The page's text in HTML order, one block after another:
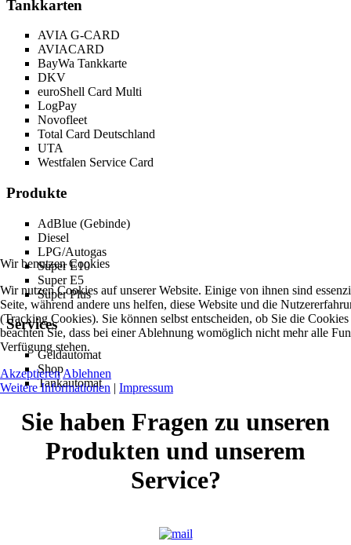
Tankkarten
AVIA G-CARD
AVIACARD
BayWa Tankkarte
DKV
euroShell Card Multi
LogPay
Novofleet
Total Card Deutschland
UTA
Westfalen Service Card
Produkte
AdBlue (Gebinde)
Diesel
LPG/Autogas
Super E10
Super E5
Super Plus
Services
Geldautomat
Shop
Tankautomat
Sie haben Fragen zu unseren
Produkten und unserem
Service?
Wir benutzen Cookies
Wir nutzen Cookies auf unserer Website. Einige von ihnen sind
Seite, während andere uns helfen, diese Website und die
(Tracking Cookies). Sie können selbst entscheiden, ob Sie die
beachten Sie, dass bei einer Ablehnung womöglich nicht mehr alle
Verfügung stehen.
AkzeptierenAblehnen
Weitere Informationen | Impressum